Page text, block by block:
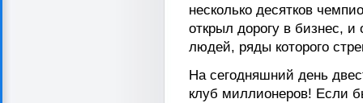
несколько десятков
открыл дорогу в бизнес, и
людей, ряды которого
На сегодняшний день
клуб миллионеров! Если